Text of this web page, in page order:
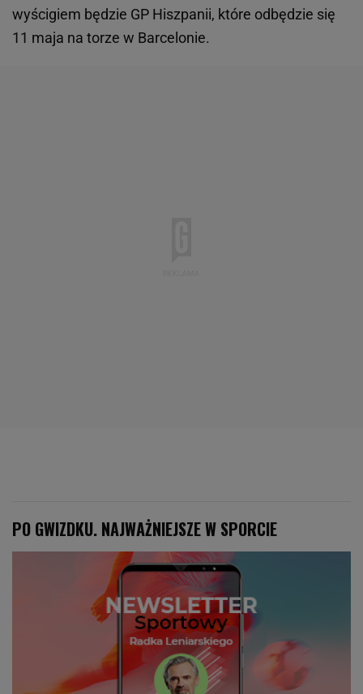
wyścigiem będzie GP Hiszpanii, które odbędzie się
11 maja na torze w Barcelonie.